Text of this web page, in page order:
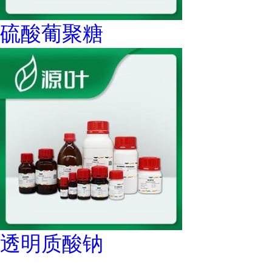
硫酸葡聚糖
透明质酸钠